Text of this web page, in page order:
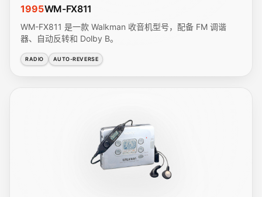
1995WM-FX811
WM-FX811 是一款 Walkman 收音机型号，配备 FM 调谐
器、自动反转和 Dolby B。
RADIO AUTO-REVERSE